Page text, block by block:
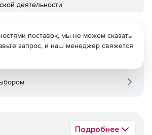
деятельности
Подробнее
поставок, мы не можем сказать
запрос, и наш менеджер свяжется